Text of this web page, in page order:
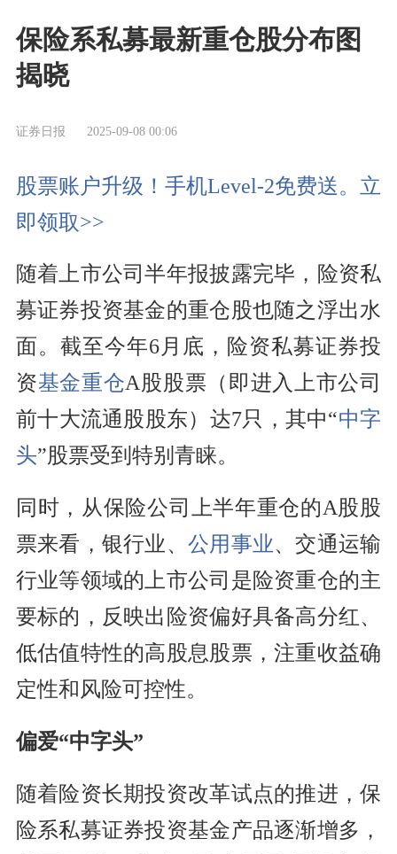
保险系私募最新重仓股分布图
揭晓
证券日报 2025-09-08 00:06
股票账户升级！手机Level-2免费送。立
即领取>>
随着上市公司半年报披露完毕，险资私
募证券投资基金的重仓股也随之浮出水
面。截至今年6月底，险资私募证券投
资基金重仓A股股票（即进入上市公司
前十大流通股股东）达7只，其中“中字
头”股票受到特别青睐。
同时，从保险公司上半年重仓的A股股
票来看，银行业、 公用事业、交通运输
行业等领域的上市公司是险资重仓的主
要标的，反映出险资偏好具备高分红、
低估值特性的高股息股票，注重收益确
定性和风险可控性。
偏爱“中字头”
随着险资长期投资改革试点的推进，保
险系私募证券投资基金产品逐渐增多，